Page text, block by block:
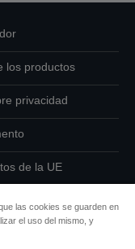
los productos
privacidad
de la UE
las cookies se guarden en
el uso del mismo, y